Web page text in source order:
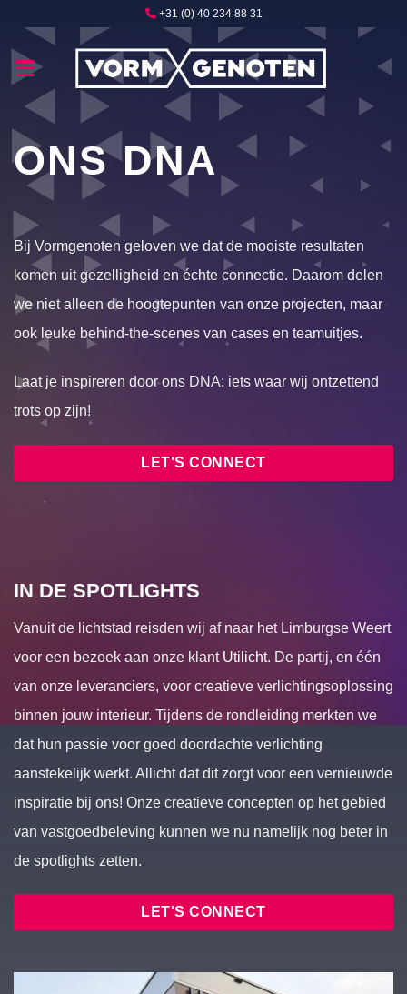
inhoud
+31 (0) 40 234 88 31
ONS DNA
Bij Vormgenoten geloven we dat de mooiste resultaten
komen uit gezelligheid en échte connectie. Daarom delen
we niet alleen de hoogtepunten van onze projecten, maar
ook leuke behind-the-scenes van cases en teamuitjes.
Laat je inspireren door ons DNA: iets waar wij ontzettend
trots op zijn!
LET'S CONNECT
IN DE SPOTLIGHTS
Vanuit de lichtstad reisden wij af naar het Limburgse Weert
voor een bezoek aan onze klant Utilicht. De partij, en één
van onze leveranciers, voor creatieve verlichtingsoplossing
binnen jouw interieur. Tijdens de rondleiding merkten we
dat hun passie voor goed doordachte verlichting
aanstekelijk werkt. Allicht dat dit zorgt voor een vernieuwde
inspiratie bij ons! Onze creatieve concepten op het gebied
van vastgoedbeleving kunnen we nu namelijk nog beter in
de spotlights zetten.
LET'S CONNECT